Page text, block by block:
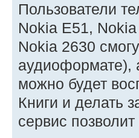
Пользователи
Nokia E51,
Nokia 2630
аудиоформате),
можно будет
Книги и делать
сервис